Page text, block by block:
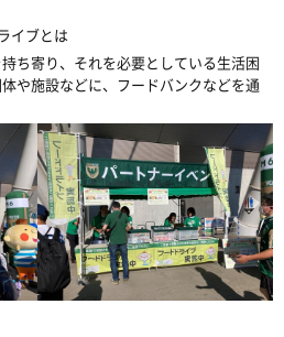
イブとは
ち寄り、それを必要としている生活困
や施設などに、フードバンクなどを通